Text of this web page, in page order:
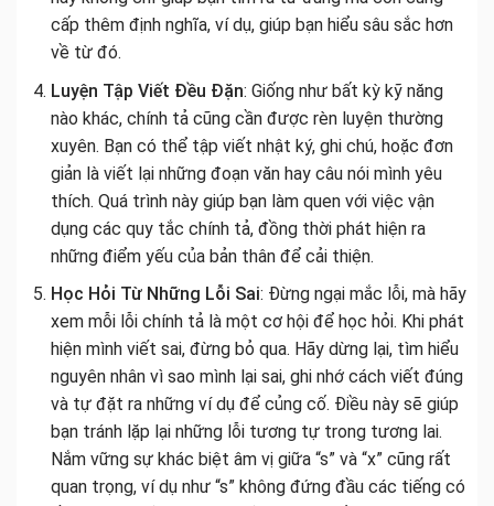
cấp thêm định nghĩa, ví dụ, giúp bạn hiểu sâu sắc hơn
về từ đó.
Luyện Tập Viết Đều Đặn: Giống như bất kỳ kỹ năng
nào khác, chính tả cũng cần được rèn luyện thường
xuyên. Bạn có thể tập viết nhật ký, ghi chú, hoặc đơn
giản là viết lại những đoạn văn hay câu nói mình yêu
thích. Quá trình này giúp bạn làm quen với việc vận
dụng các quy tắc chính tả, đồng thời phát hiện ra
những điểm yếu của bản thân để cải thiện.
Học Hỏi Từ Những Lỗi Sai: Đừng ngại mắc lỗi, mà hãy
xem mỗi lỗi chính tả là một cơ hội để học hỏi. Khi phát
hiện mình viết sai, đừng bỏ qua. Hãy dừng lại, tìm hiểu
nguyên nhân vì sao mình lại sai, ghi nhớ cách viết đúng
và tự đặt ra những ví dụ để củng cố. Điều này sẽ giúp
bạn tránh lặp lại những lỗi tương tự trong tương lai.
Nắm vững sự khác biệt âm vị giữa “s” và “x” cũng rất
quan trọng, ví dụ như “s” không đứng đầu các tiếng có